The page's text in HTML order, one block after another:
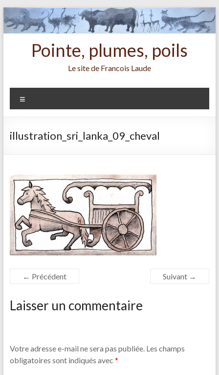
Aller
au
contenu
Pointe, plumes, poils
Le site de Francois Laude
illustration_sri_lanka_09_cheval
← Précédent Suivant →
Laisser un commentaire
Votre adresse e-mail ne sera pas publiée. Les champs
obligatoires sont indiqués avec *